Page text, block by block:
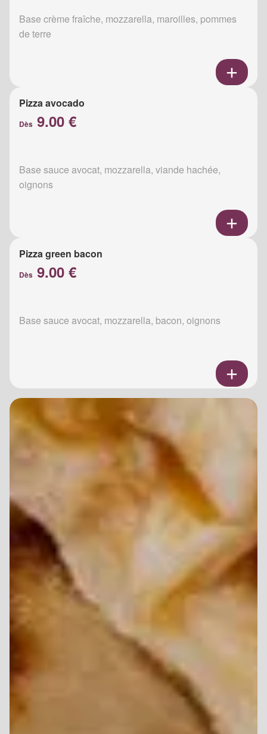
Base crème fraîche, mozzarella, maroilles, pommes
de terre
Pizza avocado
Dès 9.00 €
Base sauce avocat, mozzarella, viande hachée,
oignons
Pizza green bacon
Dès 9.00 €
Base sauce avocat, mozzarella, bacon, oignons